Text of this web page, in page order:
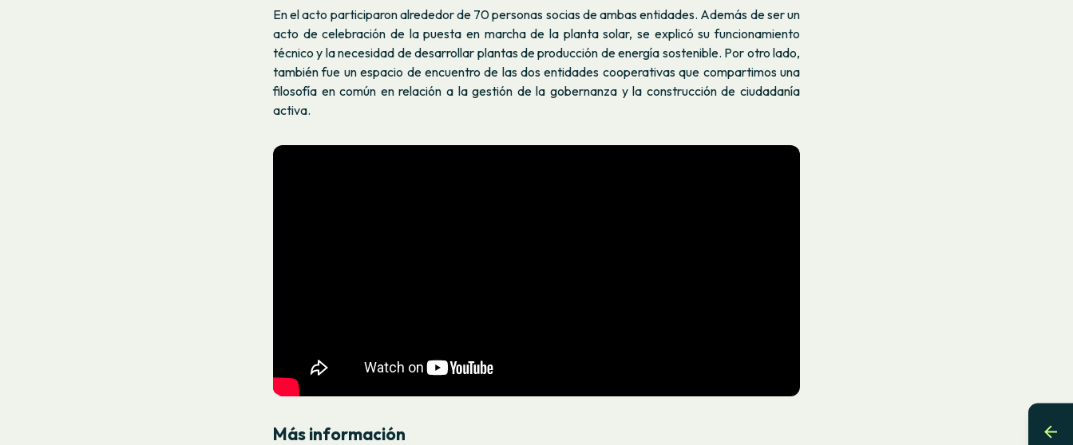
En el acto participaron alrededor de 70 personas socias de ambas entidades. Además de ser un
acto de celebración de la puesta en marcha de la planta solar, se explicó su funcionamiento
técnico y la necesidad de desarrollar plantas de producción de energía sostenible. Por otro lado,
también fue un espacio de encuentro de las dos entidades cooperativas que compartimos una
filosofía en común en relación a la gestión de la gobernanza y la construcción de ciudadanía
activa.
Más información